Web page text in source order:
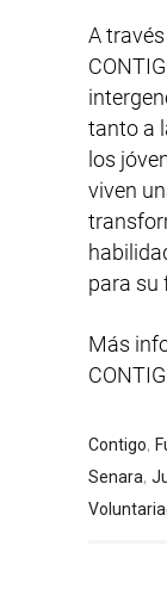
A
tanto a
los
viven
para su
Más
Contigo,
Senara,